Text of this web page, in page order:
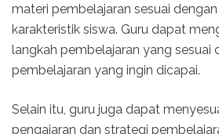
materi pembelajaran sesuai
karakteristik siswa. Guru dapat
langkah pembelajaran yang sesuai
pembelajaran yang ingin dicapai.
Selain itu, guru juga dapat
pengajaran dan strategi